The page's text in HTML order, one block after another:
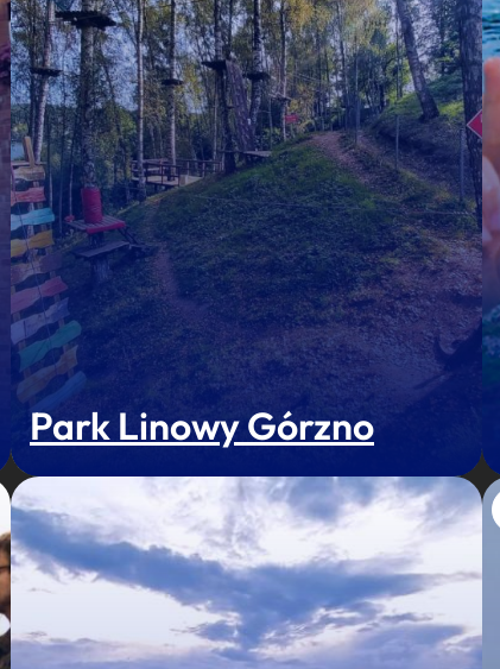
Park Linowy Górzno